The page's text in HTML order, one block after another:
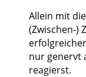
Allein mit
(Zwischen-)
nur genervt
reagierst.